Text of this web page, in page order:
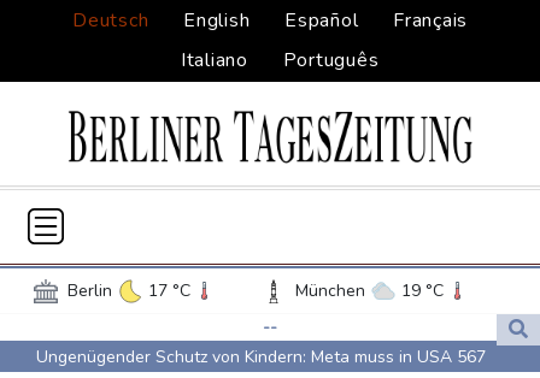
Deutsch English Español
Français
Italiano
Português
Berlin 17 °C München
19 °C
Frankfurt am Main
17 °C
--
Ungenügender Schutz von Kindern: Meta muss in USA 567